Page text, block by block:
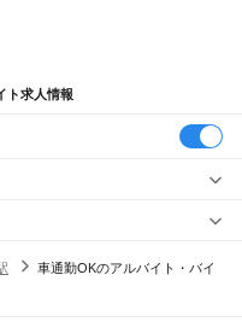
ト求人情報
車通勤OKのアルバイト・バイ